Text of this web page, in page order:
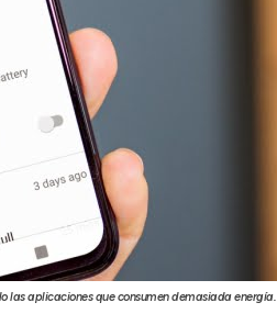
las aplicaciones que consumen demasiada energía.